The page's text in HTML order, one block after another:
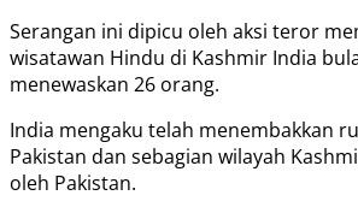
Serangan ini dipicu oleh aksi teror
wisatawan Hindu di Kashmir India
menewaskan 26 orang.
India mengaku telah menembakkan
Pakistan dan sebagian wilayah
oleh Pakistan.